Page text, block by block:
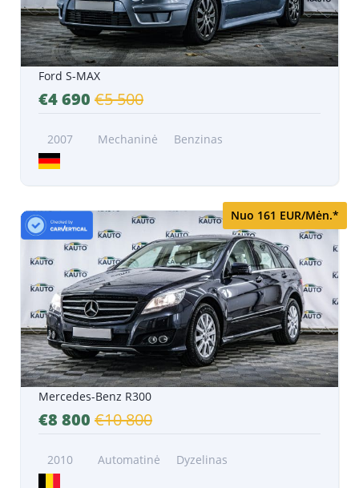
Ford S-MAX
€4 690 €5 500
2007 Mechaninė Benzinas
Nuo 161 EUR/Mėn.*
Mercedes-Benz R300
€8 800 €10 800
2010 Automatinė Dyzelinas